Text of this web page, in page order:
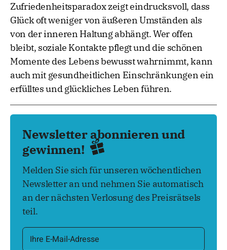
Zufriedenheitsparadox zeigt eindrucksvoll, dass
Glück oft weniger von äußeren Umständen als
von der inneren Haltung abhängt. Wer offen
bleibt, soziale Kontakte pflegt und die schönen
Momente des Lebens bewusst wahrnimmt, kann
auch mit gesundheitlichen Einschränkungen ein
erfülltes und glückliches Leben führen.
Newsletter abonnieren und
gewinnen!
Melden Sie sich für unseren wöchentlichen
Newsletter an und nehmen Sie automatisch
an der nächsten Verlosung des Preisrätsels
teil.